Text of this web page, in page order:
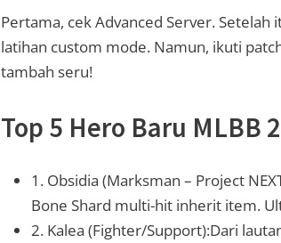
Pertama, cek Advanced Server.
latihan custom mode. Namun, ikuti
tambah seru!
Top 5 Hero Baru MLBB
1. Obsidia (Marksman – Project
Bone Shard multi-hit inherit item.
2. Kalea (Fighter/Support):Dari